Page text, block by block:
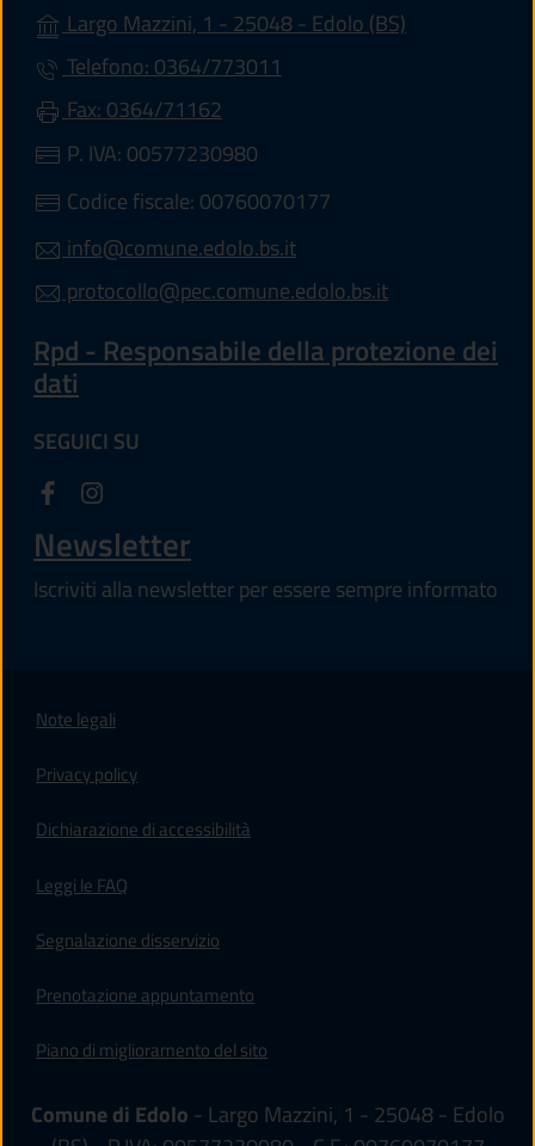
Largo Mazzini, 1 - 25048 - Edolo (BS)
Telefono: 0364/773011
Fax: 0364/71162
P. IVA: 00577230980
Codice fiscale: 00760070177
info@comune.edolo.bs.it
protocollo@pec.comune.edolo.bs.it
Rpd - Responsabile della protezione dei
dati
SEGUICI SU
Newsletter
Iscriviti alla newsletter per essere sempre informato
Note legali
Privacy policy
Dichiarazione di accessibilità
Leggi le FAQ
Segnalazione disservizio
Prenotazione appuntamento
Piano di miglioramento del sito
Comune di Edolo - Largo Mazzini, 1 - 25048 - Edolo